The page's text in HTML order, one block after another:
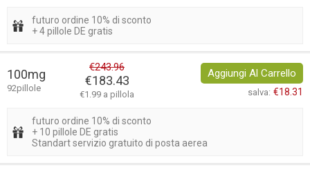
futuro ordine 10% di sconto
+ 4 pillole DE gratis
100mg
92pillole
€243.96
€183.43
€1.99 a pillola
Aggiungi Al Carrello
salva: €18.31
futuro ordine 10% di sconto
+ 10 pillole DE gratis
Standart servizio gratuito di posta aerea